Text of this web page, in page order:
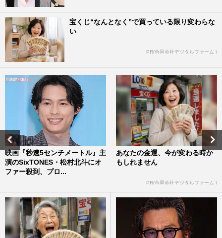
宝くじ“なんとなく”で買っている限り変わらな
い
PR(合同会社デジタルファーム )
映画『秒速5センチメートル』主
演のSixTONES・松村北斗にオ
ファー殺到、プロ...
あなたの金運、今が変わる時か
もしれません
PR(合同会社デジタルファーム )